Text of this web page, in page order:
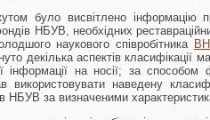
було висвітлено інформацію
НБУВ, необхідних
наукового співробітника
декілька аспектів класифікації
інформації на носії; за способом
використовувати наведену
НБУВ за визначеними